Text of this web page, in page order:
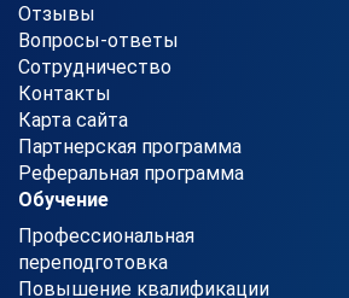
Отзывы
Вопросы-ответы
Сотрудничество
Контакты
Карта сайта
Партнерская программа
Реферальная программа
Обучение
Профессиональная
переподготовка
Повышение квалификации